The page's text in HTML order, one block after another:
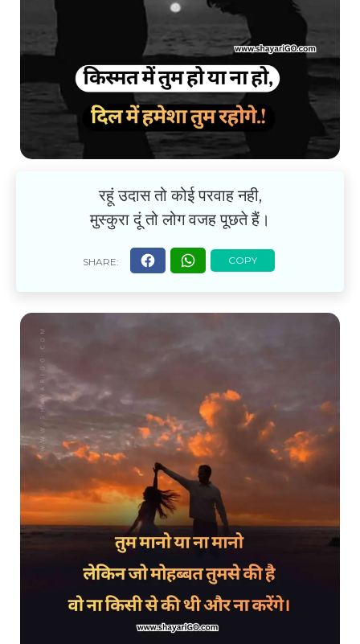
रहूं उदास तो कोई परवाह नही,
मुस्कुरा दूं तो लोग वजह पूछते हैं।